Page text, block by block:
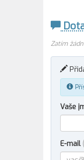
Zatím
Vaše
E-mail